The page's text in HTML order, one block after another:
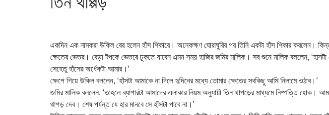
একদিন এক নামকরা উকিল বের হলেন হাঁস শিকারে। অনেকক্ষণ ঘোরাঘুরির পর তিনি একটা হাঁস শিকার করলেন।
ক্ষেতের ভেতর। বেড়া টপকে ভেতরে ঢুকতে যাবেন এমন সময় হাজির জমির মালিক। সব শুনে মালিক বললেন,
সেহেতু হাঁসের অর্ধেকটা আমার।’
ক্ষেপে গিয়ে উকিল বললেন, ‘হাঁসটা আমাকে না দিলে দুদিনের মধ্যে তোমার ক্ষেতের সবকিছু আমি নিলামে ওঠাব।’
জমির মালিক বললেন, ‘তাহলে ব্যাপারটা আমাদের এলাকার নিয়ম অনুযায়ী তিন থাপড়ের মাধ্যমে নিষ্পত্তি
থাপড় দেব। শেষ পর্যন্ত যে হার মানবে সে হাঁসটা পাবে না।’